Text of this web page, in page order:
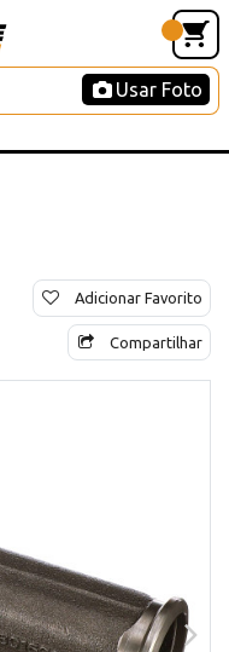
Usar Foto
Adicionar Favorito
Compartilhar